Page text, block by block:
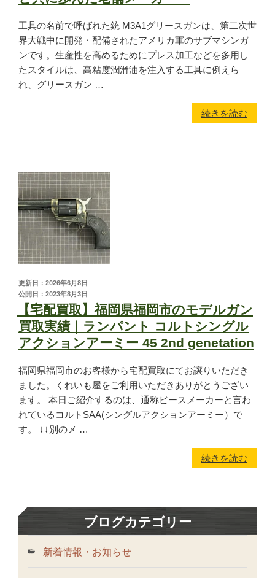
工具の名前で呼ばれた銃 M3A1グリースガンは、第二次世
界大戦中に開発・配備されたアメリカ軍のサブマシンガ
ンです。生産性を高めるためにプレス加工などを多用し
たスタイルは、高粘度潤滑油を注入する工具に例えら
れ、グリースガン …
続きを読む
更新日：2026年6月8日
公開日：2023年8月3日
【宅配買取】福岡県福岡市のモデルガン
買取実績｜ランパント コルトシングル
アクションアーミー 45 2nd genetation
福岡県福岡市のお客様から宅配買取にてお譲りいただき
ました。くれいも屋をご利用いただきありがとうござい
ます。 本日ご紹介するのは、通称ピースメーカーと言わ
れているコルトSAA(シングルアクションアーミー）で
す。 ↓↓別のメ …
続きを読む
ブログカテゴリー
新着情報・お知らせ